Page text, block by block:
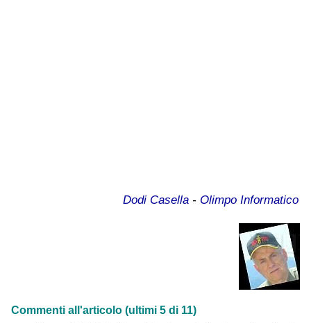
Dodi Casella - Olimpo Informatico
Commenti all'articolo (ultimi 5 di 11)